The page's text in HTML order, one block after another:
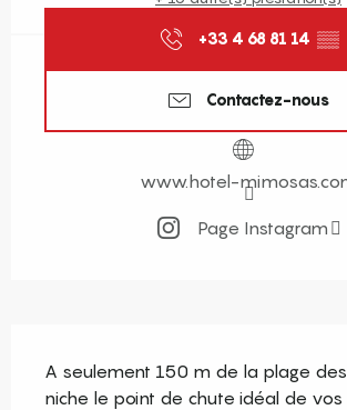
+33 4 68 81 14 ▒▒
Contactez-nous
www.hotel-
Page Instagram
A seulement 150 m de la plage des
niche le point de chute idéal de